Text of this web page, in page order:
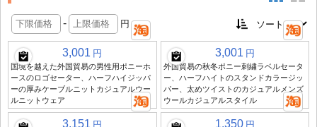
- 円
3,001 円
国境を越えた外国貿易の男性用ポニーホ
ースのロゴセーター、ハーフハイジッパ
ーの厚みケーブルニットカジュアルウー
ルニットウェア
3,001 円
外国貿易の秋冬ポニー刺繍ラベルセータ
ー、ハーフハイトのスタンドカラージッ
パー、太めツイストのカジュアルメンズ
ウールカジュアルスタイル
3,151 円 1,350 円